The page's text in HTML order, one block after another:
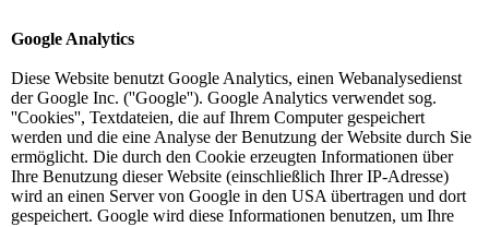
Google Analytics
Diese Website benutzt Google Analytics, einen Webanalysedienst
der Google Inc. (''Google''). Google Analytics verwendet sog.
''Cookies'', Textdateien, die auf Ihrem Computer gespeichert
werden und die eine Analyse der Benutzung der Website durch Sie
ermöglicht. Die durch den Cookie erzeugten Informationen über
Ihre Benutzung dieser Website (einschließlich Ihrer IP-Adresse)
wird an einen Server von Google in den USA übertragen und dort
gespeichert. Google wird diese Informationen benutzen, um Ihre